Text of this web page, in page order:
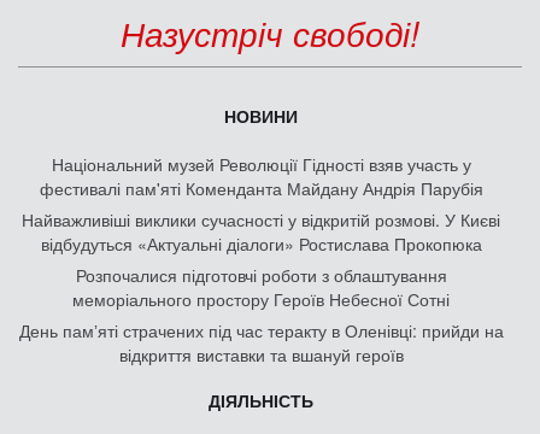
Назустріч свободі!
НОВИНИ
Національний музей Революції Гідності взяв участь у
фестивалі пам'яті Коменданта Майдану Андрія Парубія
Найважливіші виклики сучасності у відкритій розмові. У Києві
відбудуться «Актуальні діалоги» Ростислава Прокопюка
Розпочалися підготовчі роботи з облаштування
меморіального простору Героїв Небесної Сотні
День памʼяті страчених під час теракту в Оленівці: прийди на
відкриття виставки та вшануй героїв
ДІЯЛЬНІСТЬ